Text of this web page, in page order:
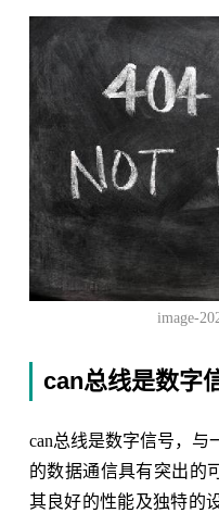
image-
can总线是数字
can总线是数字信号，
的数据通信具有突出的
其良好的性能及独特的